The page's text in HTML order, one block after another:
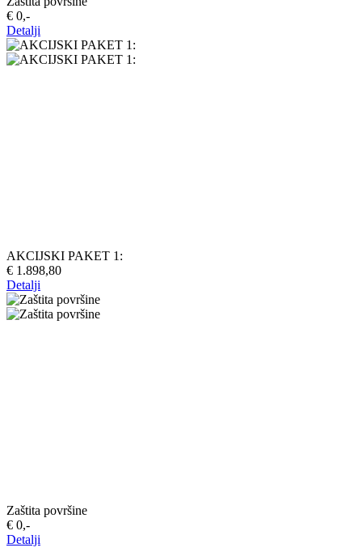
€ 0,-‍
Detalji
AKCIJSKI PAKET 1:
€ 1.898,80
Detalji
Zaštita površine
€ 0,-‍
Detalji